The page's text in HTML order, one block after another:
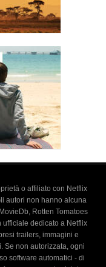
o affiliato con Netflix
autori non hanno alcuna
Rotten Tomatoes
ufficiale dedicato a Netflix
trailers, immagini e
Se non autorizzata, ogni
software automatici - di